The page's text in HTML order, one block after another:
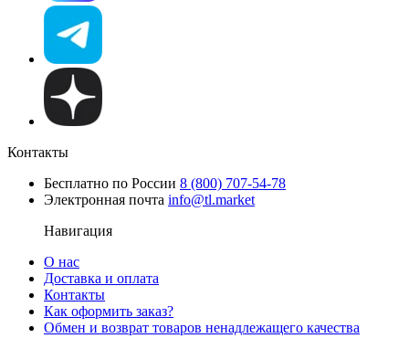
Контакты
Бесплатно по России 8 (800) 707-54-78
Электронная почта info@tl.market
Навигация
О нас
Доставка и оплата
Контакты
Как оформить заказ?
Обмен и возврат товаров ненадлежащего качества